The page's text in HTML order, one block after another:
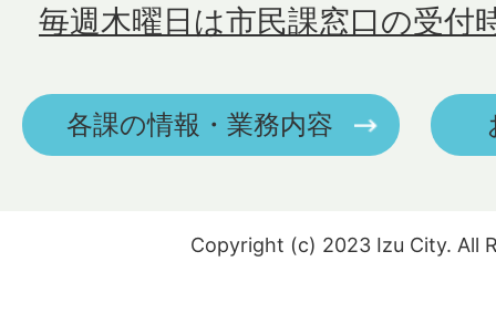
毎週木曜日は市民課窓口の受付
各課の情報・業務内容
Copyright (c) 2023 Izu City. All